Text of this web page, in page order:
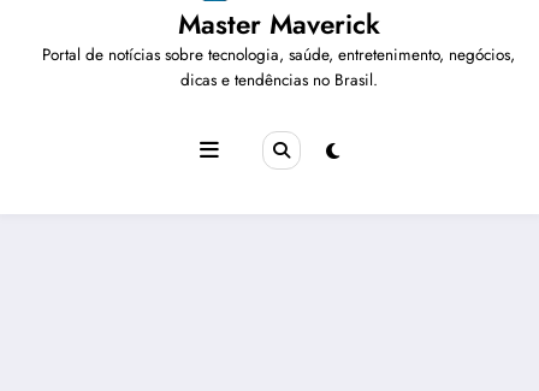
Master Maverick
Portal de notícias sobre tecnologia, saúde, entretenimento, negócios,
dicas e tendências no Brasil.